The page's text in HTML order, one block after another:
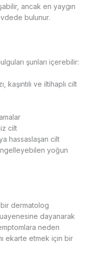
ancak en yaygın
bulunur.
şunları içerebilir:
kaşıntılı ve iltihaplı cilt
cilt
hassaslaşan cilt
yoğun
bir dermatolog
dayanarak
neden
ekarte etmek için bir